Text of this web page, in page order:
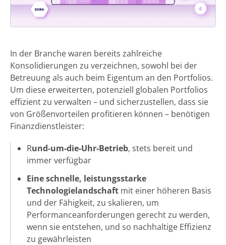
In der Branche waren bereits zahlreiche
Konsolidierungen zu verzeichnen, sowohl bei der
Betreuung als auch beim Eigentum an den Portfolios.
Um diese erweiterten, potenziell globalen Portfolios
effizient zu verwalten – und sicherzustellen, dass sie
von Größenvorteilen profitieren können – benötigen
Finanzdienstleister:
Rund-um-die-Uhr-Betrieb, stets bereit und
immer verfügbar
Eine schnelle, leistungsstarke
Technologielandschaft mit einer höheren Basis
und der Fähigkeit, zu skalieren, um
Performanceanforderungen gerecht zu werden,
wenn sie entstehen, und so nachhaltige Effizienz
zu gewährleisten